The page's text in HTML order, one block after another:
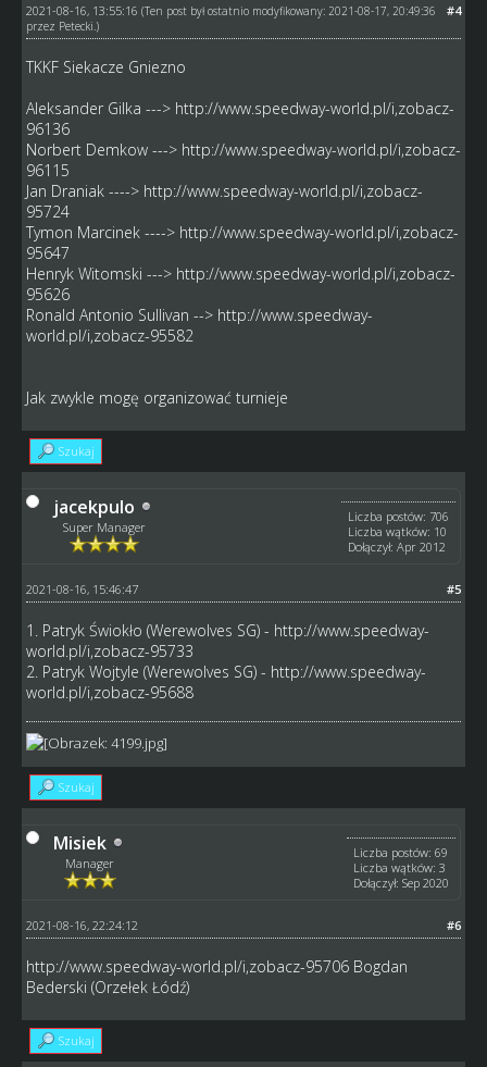
#4
2021-08-16, 13:55:16 (Ten post był ostatnio modyfikowany: 2021-08-17, 20:49:36
przez Petecki .)
TKKF Siekacze Gniezno
Aleksander Gilka ---> http://www.speedway-world.pl/i,zobacz-
96136
Norbert Demkow ---> http://www.speedway-world.pl/i,zobacz-
96115
Jan Draniak ----> http://www.speedway-world.pl/i,zobacz-
95724
Tymon Marcinek ----> http://www.speedway-world.pl/i,zobacz-
95647
Henryk Witomski ---> http://www.speedway-world.pl/i,zobacz-
95626
Ronald Antonio Sullivan --> http://www.speedway-
world.pl/i,zobacz-95582
Jak zwykle mogę organizować turnieje
Szukaj
jacekpulo
Super Manager
Liczba postów: 706
Liczba wątków: 10
Dołączył: Apr 2012
#5
2021-08-16, 15:46:47
1. Patryk Świokło (Werewolves SG) - http://www.speedway-
world.pl/i,zobacz-95733
2. Patryk Wojtyle (Werewolves SG) - http://www.speedway-
world.pl/i,zobacz-95688
Szukaj
Misiek
Manager
Liczba postów: 69
Liczba wątków: 3
Dołączył: Sep 2020
#6
2021-08-16, 22:24:12
http://www.speedway-world.pl/i,zobacz-95706Bogdan
Bederski (Orzełek Łódź)
Szukaj